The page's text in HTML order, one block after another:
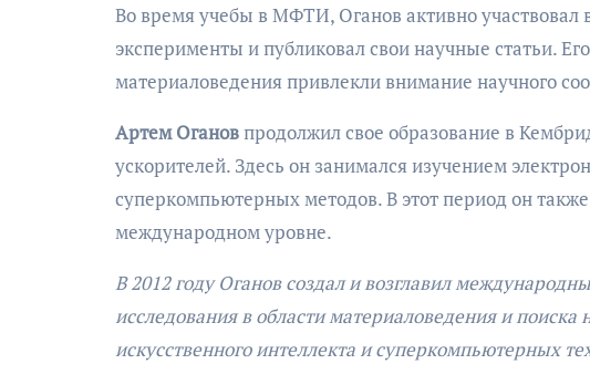
Во время учебы в МФТИ, Оганов активно участвовал
эксперименты и публиковал свои научные статьи.
материаловедения привлекли внимание научного
Артем Огановпродолжил свое образование в
ускорителей. Здесь он занимался изучением
суперкомпьютерных методов. В этот период он
международном уровне.
В 2012 году Оганов создал и возглавил
исследования в области материаловедения и
искусственного интеллекта и суперкомпьютерных